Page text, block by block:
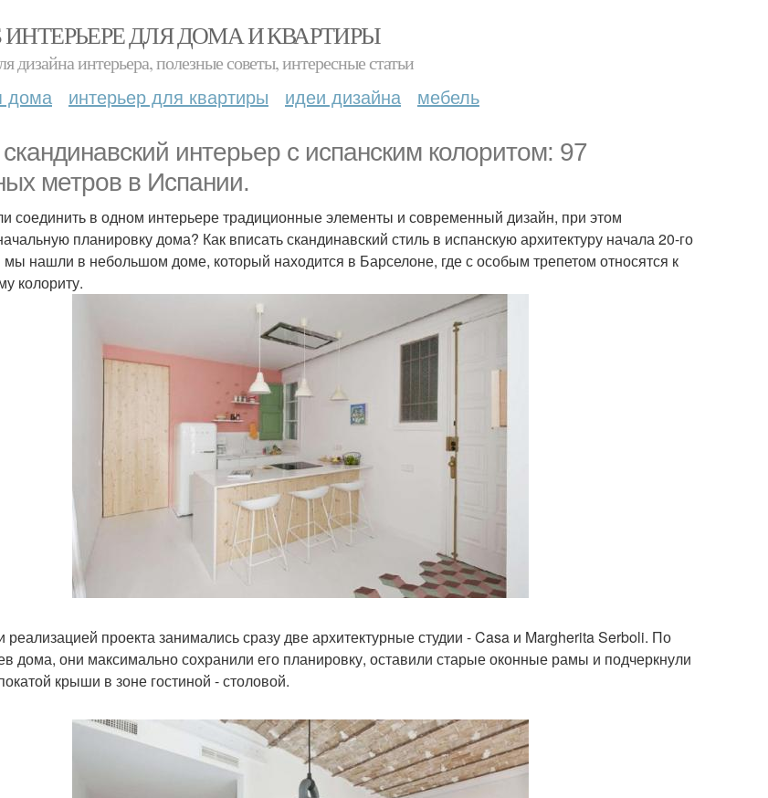
ИНТЕРЬЕРЕ ДЛЯ ДОМА И КВАРТИРЫ
дизайна интерьера, полезные советы, интересные статьи
дома интерьер для квартиры идеи дизайна мебель
интерьер с испанским колоритом: 97
метров в Испании.
соединить в одном интерьере традиционные элементы и современный дизайн, при этом
планировку дома? Как вписать скандинавский стиль в испанскую архитектуру начала 20-го
мы нашли в небольшом доме, который находится в Барселоне, где с особым трепетом относятся к
колориту.
реализацией проекта занимались сразу две архитектурные студии - Casa и Margherita Serboli. По
дома, они максимально сохранили его планировку, оставили старые оконные рамы и подчеркнули
крыши в зоне гостиной - столовой.